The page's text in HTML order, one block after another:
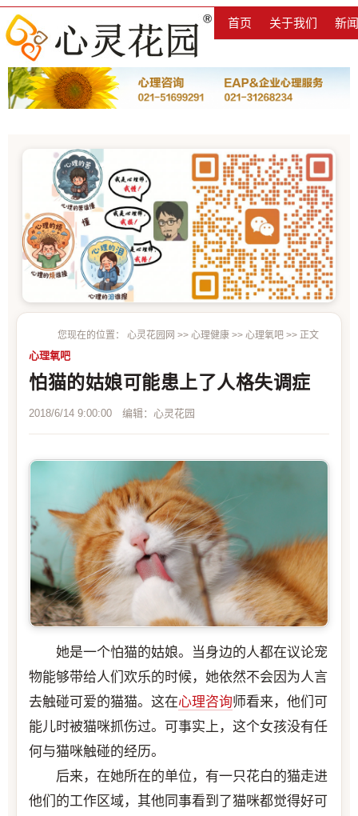
首页 关于我们 新
您现在的位置： 心灵花园网 >> 心理健康 >> 心理氧吧 >> 正文
心理氧吧
怕猫的姑娘可能患上了人格失调症
2018/6/14 9:00:00 编辑：心灵花园
她是一个怕猫的姑娘。当身边的人都在议论宠
物能够带给人们欢乐的时候，她依然不会因为人言
去触碰可爱的猫猫。这在心理咨询师看来，他们可
能儿时被猫咪抓伤过。可事实上，这个女孩没有任
何与猫咪触碰的经历。
后来，在她所在的单位，有一只花白的猫走进
他们的工作区域，其他同事看到了猫咪都觉得好可